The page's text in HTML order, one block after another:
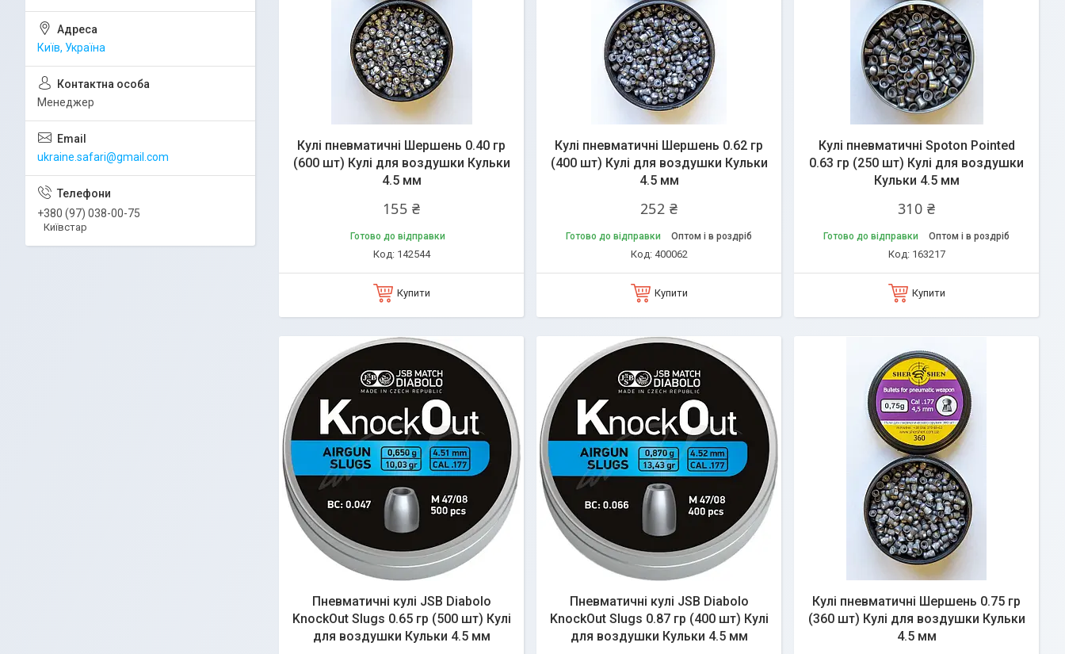
Кулі пневматичні Шершень 0.40 гр
(600 шт) Кулі для воздушки Кульки
4.5 мм
155 ₴
Готово до відправки
142544
Купити
Кулі пневматичні Шершень 0.62 гр
(400 шт) Кулі для воздушки Кульки
4.5 мм
252 ₴
Готово до відправки Оптом і в роздріб
400062
Купити
Кулі пневматичні Spoton Pointed
0.63 гр (250 шт) Кулі для воздушки
Кульки 4.5 мм
310 ₴
Готово до відправки Оптом і в роздріб
163217
Купити
Пневматичні кулі JSB Diabolo
KnockOut Slugs 0.65 гр (500 шт) Кулі
для воздушки Кульки 4.5 мм
Пневматичні кулі JSB Diabolo
KnockOut Slugs 0.87 гр (400 шт) Кулі
для воздушки Кульки 4.5 мм
Кулі пневматичні Шершень 0.75 гр
(360 шт) Кулі для воздушки Кульки
4.5 мм
Київ, Україна
Менеджер
ukraine.safari@gmail.com
+380 (97) 038-00-75
Київстар